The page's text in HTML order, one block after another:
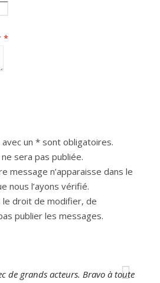
*
un * sont obligatoires.
sera pas publiée.
message n’apparaisse dans le
nous l’ayons vérifié.
le droit de modifier, de
publier les messages.
de grands acteurs. Bravo à toute